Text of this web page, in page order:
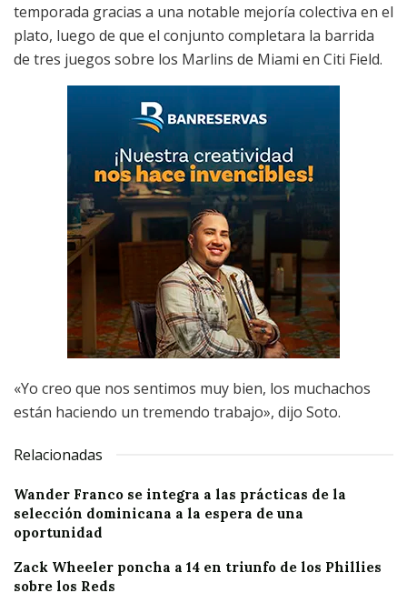
temporada gracias a una notable mejoría colectiva en el
plato, luego de que el conjunto completara la barrida
de tres juegos sobre los Marlins de Miami en Citi Field.
«Yo creo que nos sentimos muy bien, los muchachos
están haciendo un tremendo trabajo», dijo Soto.
Relacionadas
Wander Franco se integra a las prácticas de la
selección dominicana a la espera de una
oportunidad
Zack Wheeler poncha a 14 en triunfo de los Phillies
sobre los Reds